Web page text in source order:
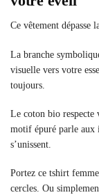
Ce vêtement dépasse
La branche
visuelle vers votre
toujours.
Le coton bio respecte
motif épuré parle aux
s’unissent.
Portez ce tshirt
cercles. Ou